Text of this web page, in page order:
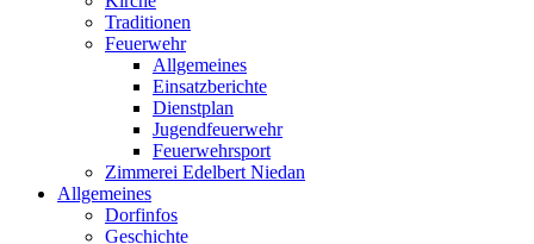
Traditionen
Feuerwehr
Allgemeines
Einsatzberichte
Dienstplan
Jugendfeuerwehr
Feuerwehrsport
Zimmerei Edelbert Niedan
Allgemeines
Dorfinfos
Geschichte